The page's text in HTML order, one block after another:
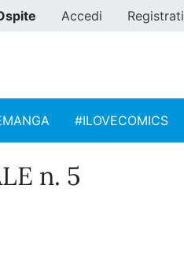
Accedi Registrati
#ILOVECOMICS
n. 5